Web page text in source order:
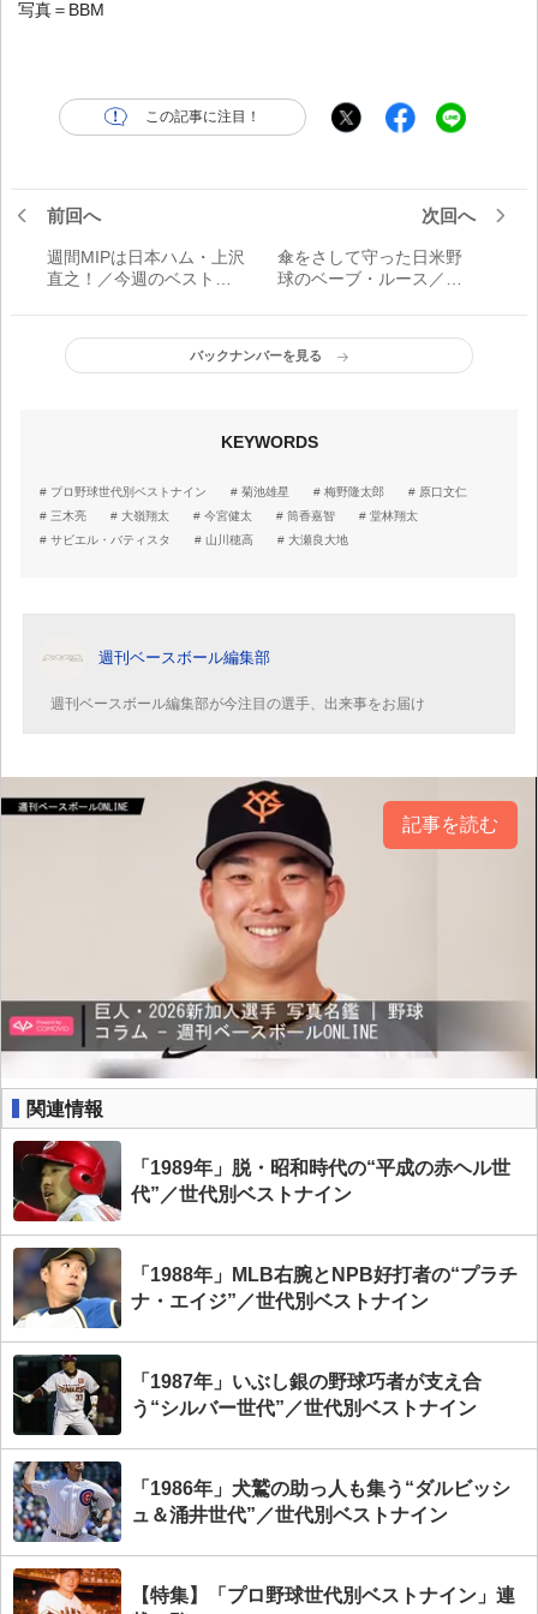
写真＝BBM
この記事に注目！
前回へ
週間MIPは日本ハム・上沢
直之！／今週のベストナ
日）
次回へ
傘をさして守った日米野
球のベーブ・ルース／プ
バックナンバーを見る
KEYWORDS
プロ野球世代別ベストナイン 菊池雄星 梅野隆太郎
原口文仁
三木亮
大嶺翔太 今宮健太 筒香嘉智
堂林翔太
サビエル・バティスタ
山川穂高 大瀬良大地
週刊ベースボール編集部
週刊ベースボール編集部が今注目の選手、出来事をお届け
記事を読む
関連情報
「1989年」脱・昭和時代の“平成の赤ヘル世
代”／世代別ベストナイン
「1988年」MLB右腕とNPB好打者の“プラチ
ナ・エイジ”／世代別ベストナイン
「1987年」いぶし銀の野球巧者が支え合
う“シルバー世代”／世代別ベストナイン
「1986年」犬鷲の助っ人も集う“ダルビッシ
ュ＆涌井世代”／世代別ベストナイン
【特集】「プロ野球世代別ベストナイン」連